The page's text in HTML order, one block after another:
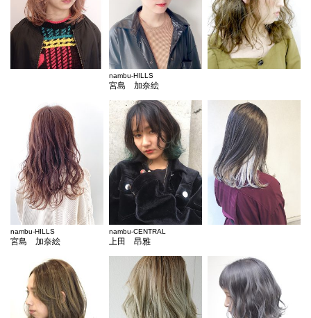
nambu-HILLS
宮島 加奈絵
nambu-HILLS
宮島 加奈絵
nambu-CENTRAL
上田 昂雅